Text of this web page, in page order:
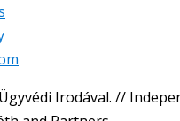
Irodával. //